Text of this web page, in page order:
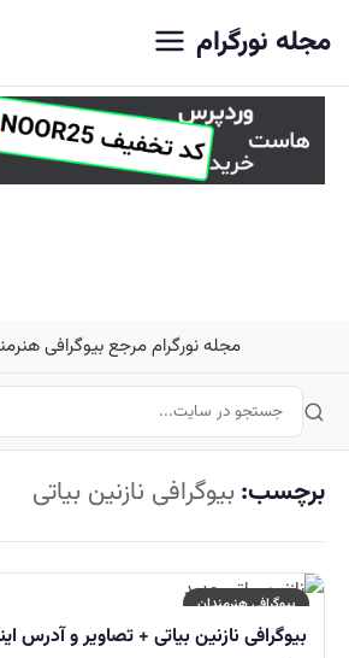
مجله نورگرام
مجله نورگرام مرجع بیوگرافی
برچسب: بیوگرافی نازنین بیاتی
بیوگرافی هنرمندان
بیوگرافی نازنین بیاتی + تصاویر و آدرس